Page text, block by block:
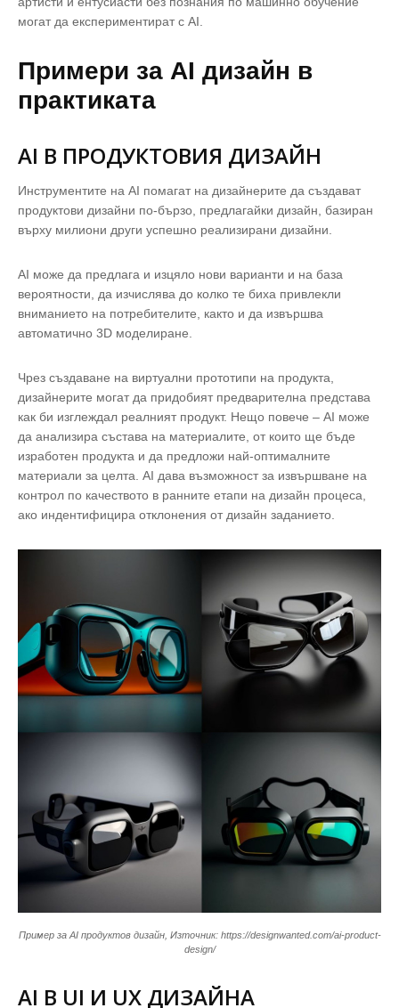
могат да експериментират с AI.
Примери за AI дизайн в
практиката
AI В ПРОДУКТОВИЯ ДИЗАЙН
Инструментите на AI помагат на дизайнерите да създават
продуктови дизайни по-бързо, предлагайки дизайн, базиран
върху милиони други успешно реализирани дизайни.
AI може да предлага и изцяло нови варианти и на база
вероятности, да изчислява до колко те биха привлекли
вниманието на потребителите, както и да извършва
автоматично 3D моделиране.
Чрез създаване на виртуални прототипи на продукта,
дизайнерите могат да придобият предварителна представа
как би изглеждал реалният продукт. Нещо повече – AI може
да анализира състава на материалите, от които ще бъде
изработен продукта и да предложи най-оптималните
материали за целта. AI дава възможност за извършване на
контрол по качеството в ранните етапи на дизайн процеса,
ако индентифицира отклонения от дизайн заданието.
Пример за AI продуктов дизайн, Източник: https://designwanted.com/ai-product-
design/
AI В UI И UX ДИЗАЙНА